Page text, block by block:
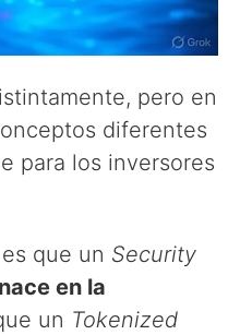
pero en
diferentes
para los inversores
que un Security
nace en la
un Tokenized